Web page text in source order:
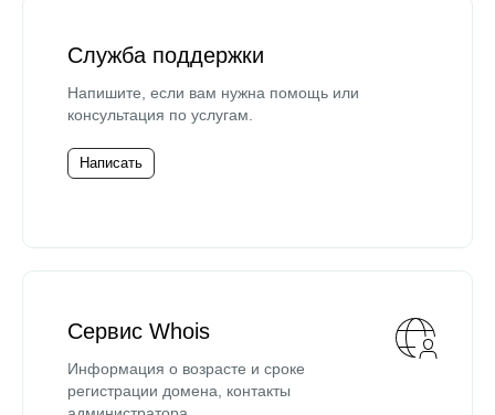
Служба поддержки
Напишите, если вам нужна помощь или
консультация по услугам.
Написать
Сервис Whois
Информация о возрасте и сроке
регистрации домена, контакты